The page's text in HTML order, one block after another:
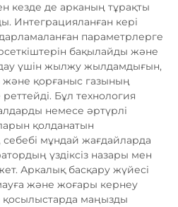
кезде де арканың тұрақты
Интеграцияланған кері
параметрлерге
бақылайды және
үшін жылжу жылдамдығын,
қорғаныс газының
Бұл технология
немесе әртүрлі
қолданатын
мұндай жағдайларда
үздіксіз назары мен
Аркалық басқару жүйесі
және жоғары кернеу
қосылыстарда маңызды